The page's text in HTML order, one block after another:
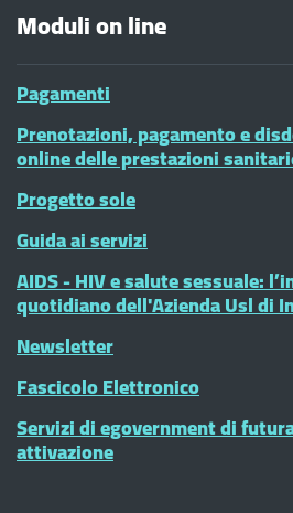
Moduli on line
Pagamenti
Prenotazioni, pagamento e
online delle prestazioni
Progetto sole
Guida ai servizi
AIDS - HIV e salute sessuale:
quotidiano dell'Azienda Usl di
Newsletter
Fascicolo Elettronico
Servizi di egovernment di
attivazione